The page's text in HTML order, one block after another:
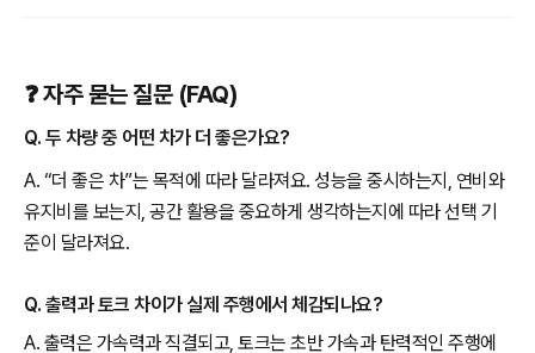
❓ 자주 묻는 질문 (FAQ)
Q. 두 차량 중 어떤 차가 더 좋은가요?
A. “더 좋은 차”는 목적에 따라 달라져요. 성능을 중시하는지, 연비와
유지비를 보는지, 공간 활용을 중요하게 생각하는지에 따라 선택 기
준이 달라져요.
Q. 출력과 토크 차이가 실제 주행에서 체감되나요?
A. 출력은 가속력과 직결되고, 토크는 초반 가속과 탄력적인 주행에